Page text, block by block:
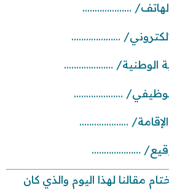
………………..
………………..
الوطنية/ ………………..
………………..
………………..
………………..
مقالنا لهذا اليوم والذي كان